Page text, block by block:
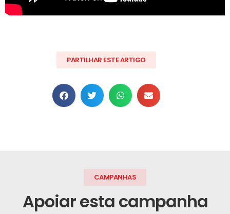
PARTILHAR ESTE ARTIGO
CAMPANHAS
Apoiar esta campanha